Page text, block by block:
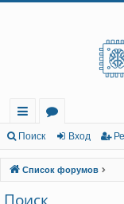
с
ы
лк
ру
м
Поиск Вход Ре
Список форумов